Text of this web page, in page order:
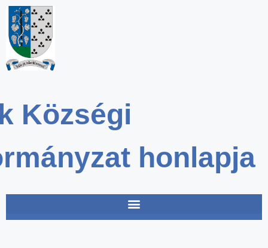
Községi
honlapja